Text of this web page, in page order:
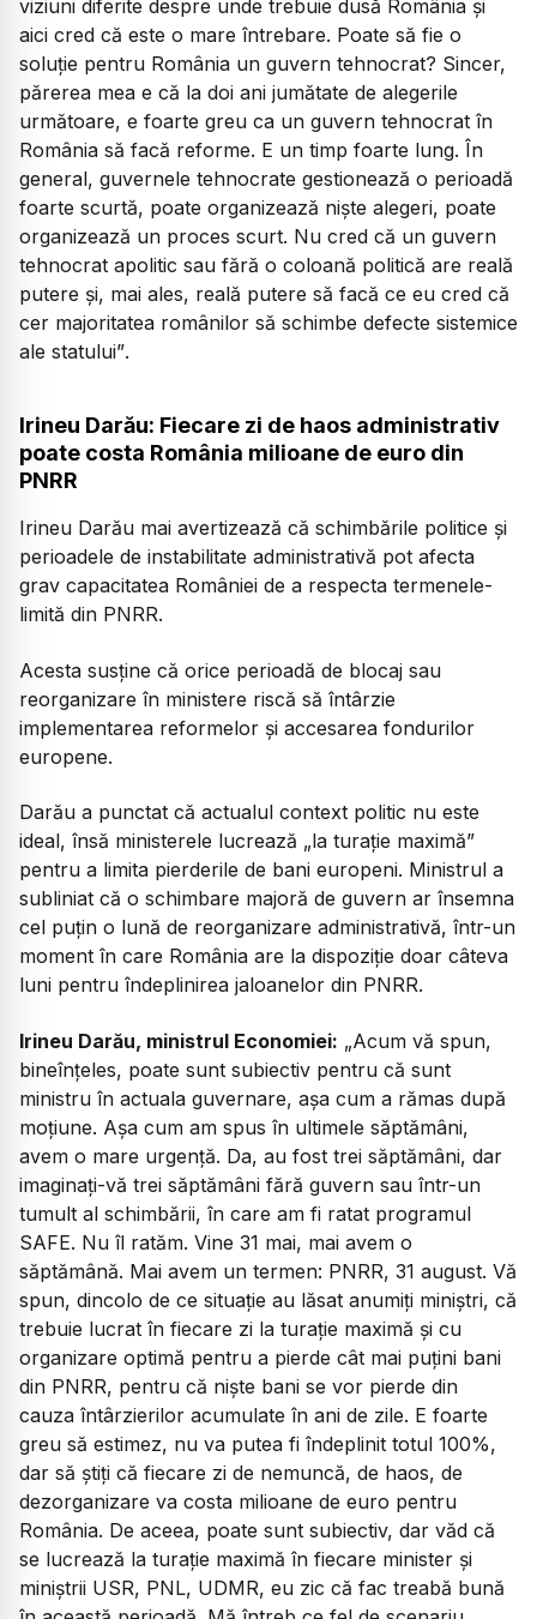
viziuni diferite despre unde trebuie dusă România și
aici cred că este o mare întrebare. Poate să fie o
soluție pentru România un guvern tehnocrat? Sincer,
părerea mea e că la doi ani jumătate de alegerile
următoare, e foarte greu ca un guvern tehnocrat în
România să facă reforme. E un timp foarte lung. În
general, guvernele tehnocrate gestionează o perioadă
foarte scurtă, poate organizează niște alegeri, poate
organizează un proces scurt. Nu cred că un guvern
tehnocrat apolitic sau fără o coloană politică are reală
putere și, mai ales, reală putere să facă ce eu cred că
cer majoritatea românilor să schimbe defecte sistemice
ale statului”.
Irineu Darău: Fiecare zi de haos administrativ
poate costa România milioane de euro din
PNRR
Irineu Darău mai avertizează că schimbările politice și
perioadele de instabilitate administrativă pot afecta
grav capacitatea României de a respecta termenele-
limită din PNRR.
Acesta susține că orice perioadă de blocaj sau
reorganizare în ministere riscă să întârzie
implementarea reformelor și accesarea fondurilor
europene.
Darău a punctat că actualul context politic nu este
ideal, însă ministerele lucrează „la turație maximă”
pentru a limita pierderile de bani europeni. Ministrul a
subliniat că o schimbare majoră de guvern ar însemna
cel puțin o lună de reorganizare administrativă, într-un
moment în care România are la dispoziție doar câteva
luni pentru îndeplinirea jaloanelor din PNRR.
Irineu Darău, ministrul Economiei: „Acum vă spun,
bineînțeles, poate sunt subiectiv pentru că sunt
ministru în actuala guvernare, așa cum a rămas după
moțiune. Așa cum am spus în ultimele săptămâni,
avem o mare urgență. Da, au fost trei săptămâni, dar
imaginați-vă trei săptămâni fără guvern sau într-un
tumult al schimbării, în care am fi ratat programul
SAFE. Nu îl ratăm. Vine 31 mai, mai avem o
săptămână. Mai avem un termen: PNRR, 31 august. Vă
spun, dincolo de ce situație au lăsat anumiți miniștri, că
trebuie lucrat în fiecare zi la turație maximă și cu
organizare optimă pentru a pierde cât mai puțini bani
din PNRR, pentru că niște bani se vor pierde din
cauza întârzierilor acumulate în ani de zile. E foarte
greu să estimez, nu va putea fi îndeplinit totul 100%,
dar să știți că fiecare zi de nemuncă, de haos, de
dezorganizare va costa milioane de euro pentru
România. De aceea, poate sunt subiectiv, dar văd că
se lucrează la turație maximă în fiecare minister și
miniștrii USR, PNL, UDMR, eu zic că fac treabă bună